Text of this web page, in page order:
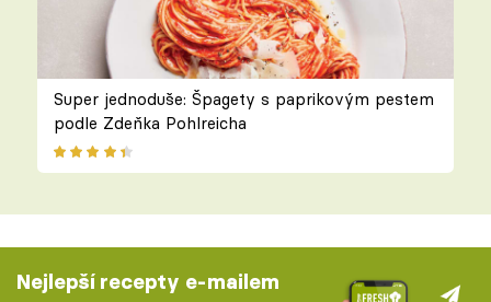
Super jednoduše: Špagety s paprikovým pestem
podle Zdeňka Pohlreicha
Nejlepší recepty e-mailem